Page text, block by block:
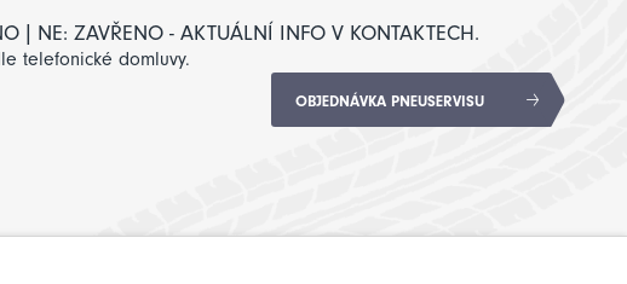
| NE: ZAVŘENO - AKTUÁLNÍ INFO V KONTAKTECH.
telefonické domluvy.
OBJEDNÁVKA PNEUSERVISU